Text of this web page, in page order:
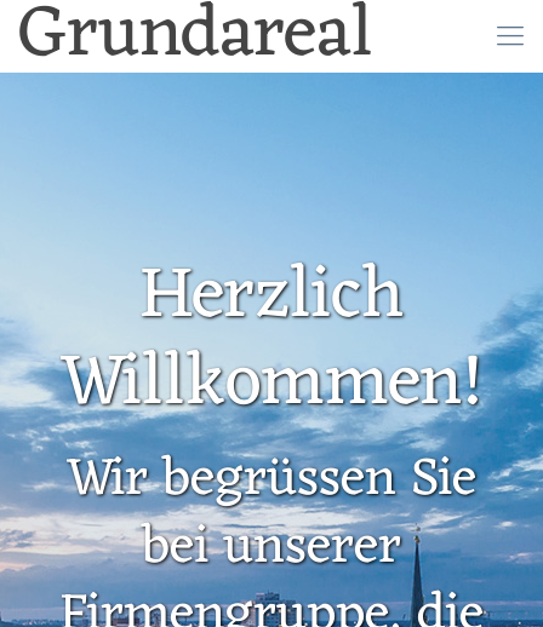
Grundareal
Herzlich
Willkommen!
Wir begrüssen Sie
bei unserer